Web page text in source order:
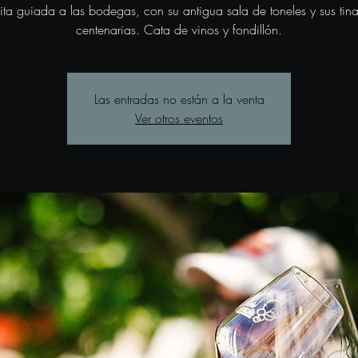
guiada a las bodegas, con su antigua sala de toneles y sus
centenarias. Cata de vinos y fondillón.
Las entradas no están a la venta
Ver otros eventos